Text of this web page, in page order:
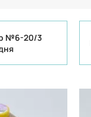
№6-20/3
CF nylon